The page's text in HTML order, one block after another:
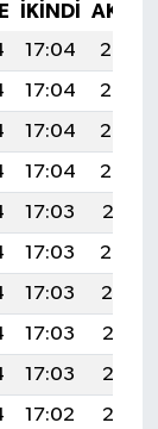
İKINDI
17:04
20:24
17:04
20:24
17:04
20:23
17:04
20:22
17:03
20:21
17:03
20:20
17:03
20:19
17:03
20:18
17:03
20:17
17:02
20:16